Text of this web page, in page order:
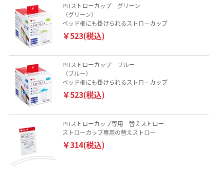
PHストローカップ グリーン
（グリーン）
ベッド柵にも掛けられるストローカップ
￥523(税込)
PHストローカップ ブルー
（ブルー）
ベッド柵にも掛けられるストローカップ
￥523(税込)
PHストローカップ専用 替えストロー
ストローカップ専用の替えストロー
￥314(税込)